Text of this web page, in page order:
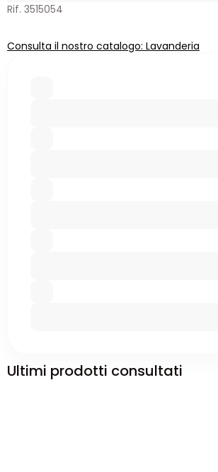
Rif. 3515054
Consulta il nostro catalogo: Lavanderia
Ultimi prodotti consultati